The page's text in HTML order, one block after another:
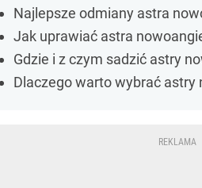
Najlepsze odmiany astra
Jak uprawiać astra
Gdzie i z czym sadzić astry
Dlaczego warto wybrać astry